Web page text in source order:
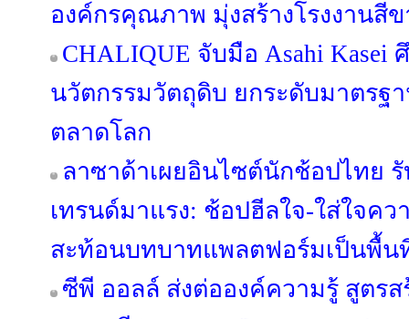
องค์กรคุณภาพ มุ่งสร้างโรงงานสี
CHALIQUE จับมือ Asahi Kasei
นวัตกรรมวัตถุดิบ ยกระดับมาตรฐ
ตลาดโลก
ลาซาด้าเผยอินไซต์นักช้อปไทย รั
เทรนด์มาแรง: ช้อปฮีลใจ-ใส่ใจค
สะท้อนบทบาทแพลตฟอร์มเป็นพื้น
ซีพี ออลล์ ส่งต่อองค์ความรู้ สูตร